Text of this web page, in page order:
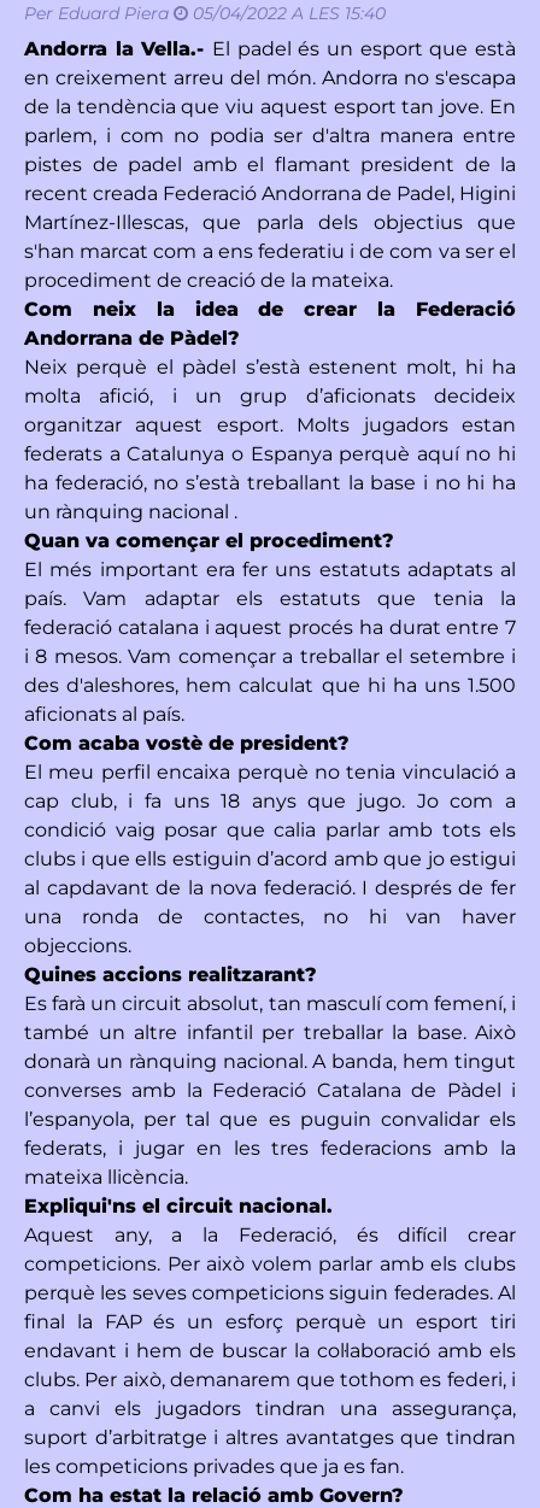
Per Eduard Piera 05/04/2022 A LES 15:40
Andorra la Vella.- El padel és un esport que està
en creixement arreu del món. Andorra no s'escapa
de la tendència que viu aquest esport tan jove. En
parlem, i com no podia ser d'altra manera entre
pistes de padel amb el flamant president de la
recent creada Federació Andorrana de Padel, Higini
Martínez-Illescas, que parla dels objectius que
s'han marcat com a ens federatiu i de com va ser el
procediment de creació de la mateixa.
Com neix la idea de crear la Federació
Andorrana de Pàdel?
Neix perquè el pàdel s’està estenent molt, hi ha
molta afició, i un grup d’aficionats decideix
organitzar aquest esport. Molts jugadors estan
federats a Catalunya o Espanya perquè aquí no hi
ha federació, no s’està treballant la base i no hi ha
un rànquing nacional .
Quan va començar el procediment?
El més important era fer uns estatuts adaptats al
país. Vam adaptar els estatuts que tenia la
federació catalana i aquest procés ha durat entre 7
i 8 mesos. Vam començar a treballar el setembre i
des d'aleshores, hem calculat que hi ha uns 1.500
aficionats al país.
Com acaba vostè de president?
El meu perfil encaixa perquè no tenia vinculació a
cap club, i fa uns 18 anys que jugo. Jo com a
condició vaig posar que calia parlar amb tots els
clubs i que ells estiguin d’acord amb que jo estigui
al capdavant de la nova federació. I després de fer
una ronda de contactes, no hi van haver
objeccions.
Quines accions realitzarant?
Es farà un circuit absolut, tan masculí com femení, i
també un altre infantil per treballar la base. Això
donarà un rànquing nacional. A banda, hem tingut
converses amb la Federació Catalana de Pàdel i
l’espanyola, per tal que es puguin convalidar els
federats, i jugar en les tres federacions amb la
mateixa llicència.
Expliqui'ns el circuit nacional.
Aquest any, a la Federació, és difícil crear
competicions. Per això volem parlar amb els clubs
perquè les seves competicions siguin federades. Al
final la FAP és un esforç perquè un esport tiri
endavant i hem de buscar la col·laboració amb els
clubs. Per això, demanarem que tothom es federi, i
a canvi els jugadors tindran una assegurança,
suport d’arbitratge i altres avantatges que tindran
les competicions privades que ja es fan.
Com ha estat la relació amb Govern?